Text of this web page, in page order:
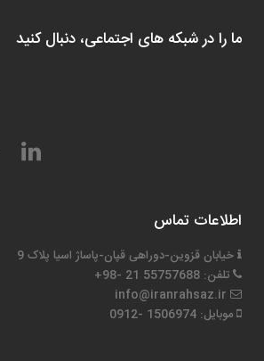
ما را در شبکه های اجتماعی، دنبال کنید
اطلاعات تماس
خیابان قزوین-دوراهی قپان-پاساژ اسیا پلاک 9
تلفن: 55757688 21 -98+
موبایل: 1506974 -0912